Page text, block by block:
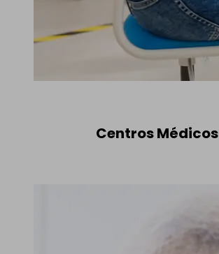
Centros Médicos